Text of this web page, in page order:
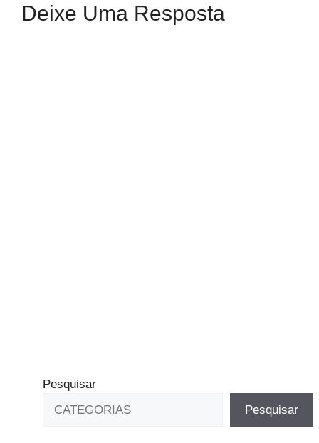
Deixe Uma Resposta
Pesquisar
Pesquisar